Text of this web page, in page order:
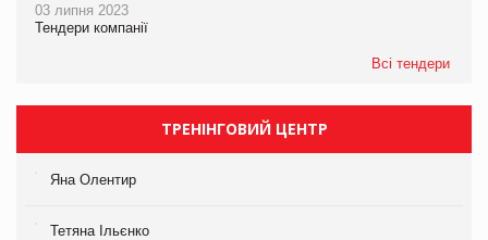
03 липня 2023
Тендери компанії
Всі тендери
ТРЕНІНГОВИЙ ЦЕНТР
Яна Олентир
Тетяна Ільєнко